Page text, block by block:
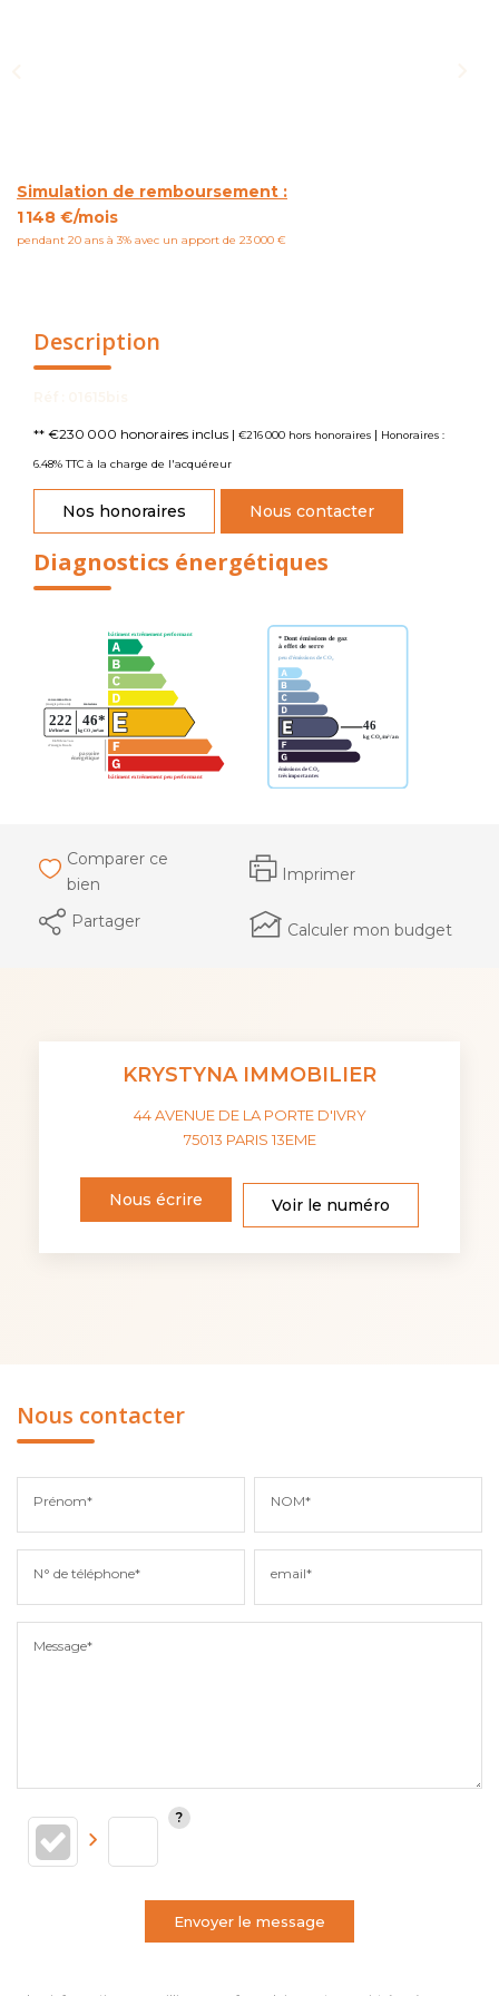
Simulation de remboursement :
1 148 €/mois
pendant 20 ans à 3% avec un apport de 23 000 €
Description
** €230 000 honoraires inclus | €216 000 hors honoraires | Honoraires :
6.48% TTC à la charge de l'acquéreur
Nos honoraires Nous contacter
Diagnostics énergétiques
Comparer ce
bien
Imprimer
Partager Calculer mon budget
KRYSTYNA IMMOBILIER
44 AVENUE DE LA PORTE D'IVRY
75013 PARIS 13EME
Nous écrire Voir le numéro
Nous contacter
Prénom* NOM*
N° de téléphone* email*
Message*
Envoyer le message